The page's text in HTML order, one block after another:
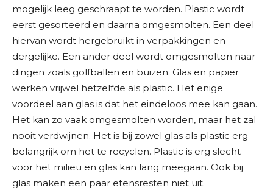
mogelijk leeg geschraapt te worden. Plastic wordt
eerst gesorteerd en daarna omgesmolten. Een deel
hiervan wordt hergebruikt in verpakkingen en
dergelijke. Een ander deel wordt omgesmolten naar
dingen zoals golfballen en buizen. Glas en papier
werken vrijwel hetzelfde als plastic. Het enige
voordeel aan glas is dat het eindeloos mee kan gaan.
Het kan zo vaak omgesmolten worden, maar het zal
nooit verdwijnen. Het is bij zowel glas als plastic erg
belangrijk om het te recyclen. Plastic is erg slecht
voor het milieu en glas kan lang meegaan. Ook bij
glas maken een paar etensresten niet uit.